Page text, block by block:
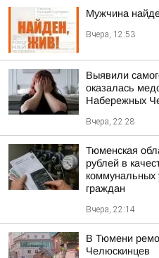
Мужчина
Вчера, 12:53
Выявили
оказалась
Набережных
Вчера, 22:28
Тюменская
рублей в
коммунальных
граждан
Вчера, 22:14
В Тюмени
Челюскинцев